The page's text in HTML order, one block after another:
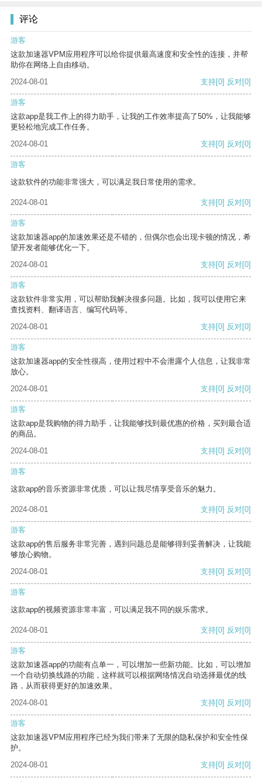
评论
游客
这款加速器VPM应用程序可以给你提供最高速度和安全性的连接，并帮
助你在网络上自由移动。
2024-08-01
支持[0] 反对[0]
游客
这款app是我工作上的得力助手，让我的工作效率提高了50%，让我能够
更轻松地完成工作任务。
2024-08-01
支持[0] 反对[0]
游客
这款软件的功能非常强大，可以满足我日常使用的需求。
2024-08-01 支持[0] 反对[0]
游客
这款加速器app的加速效果还是不错的，但偶尔也会出现卡顿的情况，希
望开发者能够优化一下。
2024-08-01
支持[0] 反对[0]
游客
这款软件非常实用，可以帮助我解决很多问题。比如，我可以使用它来
查找资料、翻译语言、编写代码等。
2024-08-01
支持[0] 反对[0]
游客
这款加速器app的安全性很高，使用过程中不会泄露个人信息，让我非常
放心。
2024-08-01
支持[0] 反对[0]
游客
这款app是我购物的得力助手，让我能够找到最优惠的价格，买到最合适
的商品。
2024-08-01
支持[0] 反对[0]
游客
这款app的音乐资源非常优质，可以让我尽情享受音乐的魅力。
2024-08-01 支持[0] 反对[0]
游客
这款app的售后服务非常完善，遇到问题总是能够得到妥善解决，让我能
够放心购物。
2024-08-01
支持[0] 反对[0]
游客
这款app的视频资源非常丰富，可以满足我不同的娱乐需求。
2024-08-01 支持[0] 反对[0]
游客
这款加速器app的功能有点单一，可以增加一些新功能。比如，可以增加
一个自动切换线路的功能，这样就可以根据网络情况自动选择最优的线
路，从而获得更好的加速效果。
2024-08-01
支持[0] 反对[0]
游客
这款加速器VPM应用程序已经为我们带来了无限的隐私保护和安全性保
护。
2024-08-01
支持[0] 反对[0]